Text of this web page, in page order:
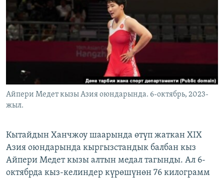
ЭЖЕ-СИҢДИЛЕР
АЗАТТЫК+
ЫҢГАЙСЫЗ СУРООЛОР
ОНЛАЙН ШЕРИНЕ
ЭЕ/АРнун бардык сайттары
Айпери Медет кызы Азия оюндарында. 6-октябрь, 2023-
жыл.
Кытайдын Ханчжоу шаарында өтүп жаткан XIX
Азия оюндарында кыргызстандык балбан кыз
Айпери Медет кызы алтын медал тагынды. Ал 6-
октябрда кыз-келиндер күрөшүнөн 76 килограмм